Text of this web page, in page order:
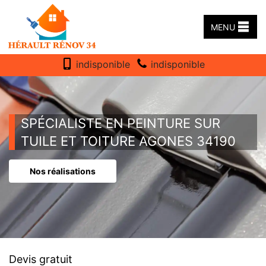
MENU
indisponible indisponible
SPÉCIALISTE EN PEINTURE SUR
TUILE ET TOITURE AGONES 34190
Nos réalisations
Devis gratuit